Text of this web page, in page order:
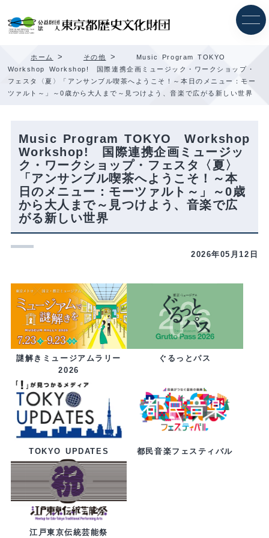
ッ
ホーム > その他 >
Music Program TOKYO
Workshop Workshop! 国際連携企画ミュージック・ワークショップ・
フェスタ〈夏〉「アンサンブル喫茶へようこそ！～本日のメニュー：モー
ツァルト～」～0歳から大人まで～見つけよう、音楽で広がる新しい世界
Music Program TOKYO Workshop
Workshop! 国際連携企画ミュージッ
ク・ワークショップ・フェスタ〈夏〉
「アンサンブル喫茶へようこそ！～本
日のメニュー：モーツァルト～」～0歳
から大人まで～見つけよう、音楽で広
がる新しい世界
2026年05月12日
謎解きミュージアムラリー
2026
ぐるっとパス
TOKYO UPDATES 都民音楽フェスティバル
江戸東京伝統芸能祭